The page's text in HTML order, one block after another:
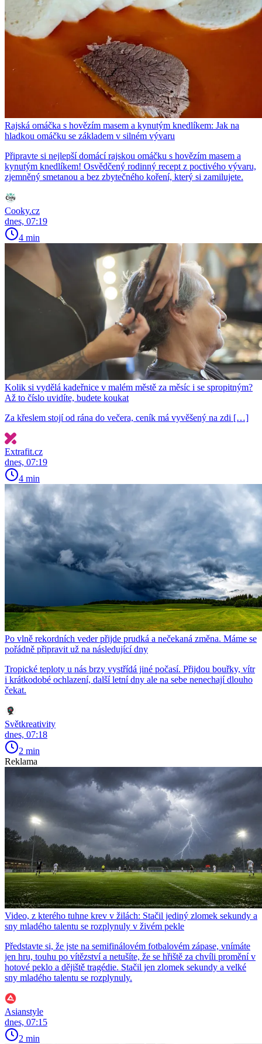
Rajská omáčka s hovězím masem a kynutým knedlíkem: Jak na
hladkou omáčku se základem v silném vývaru
Připravte si nejlepší domácí rajskou omáčku s hovězím masem a
kynutým knedlíkem! Osvědčený rodinný recept z poctivého vývaru,
zjemněný smetanou a bez zbytečného koření, který si zamilujete.
Cooky.cz
dnes, 07:19
4 min
Kolik si vydělá kadeřnice v malém městě za měsíc i se spropitným?
Až to číslo uvidíte, budete koukat
Za křeslem stojí od rána do večera, ceník má vyvěšený na zdi […]
Extrafit.cz
dnes, 07:19
4 min
Po vlně rekordních veder přijde prudká a nečekaná změna. Máme se
pořádně připravit už na následující dny
Tropické teploty u nás brzy vystřídá jiné počasí. Přijdou bouřky, vítr
i krátkodobé ochlazení, další letní dny ale na sebe nenechají dlouho
čekat.
Světkreativity
dnes, 07:18
2 min
Reklama
Video, z kterého tuhne krev v žilách: Stačil jediný zlomek sekundy a
sny mladého talentu se rozplynuly v živém pekle
Představte si, že jste na semifinálovém fotbalovém zápase, vnímáte
jen hru, touhu po vítězství a netušíte, že se hřiště za chvíli promění v
hotové peklo a dějiště tragédie. Stačil jen zlomek sekundy a velké
sny mladého talentu se rozplynuly.
Asianstyle
dnes, 07:15
2 min